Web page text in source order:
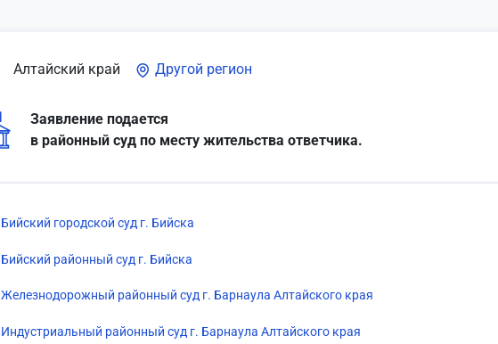
Алтайский край Другой регион
Заявление подается
в районный суд по месту жительства ответчика.
Бийский городской суд г. Бийска
Бийский районный суд г. Бийска
Железнодорожный районный суд г. Барнаула Алтайского края
Индустриальный районный суд г. Барнаула Алтайского края